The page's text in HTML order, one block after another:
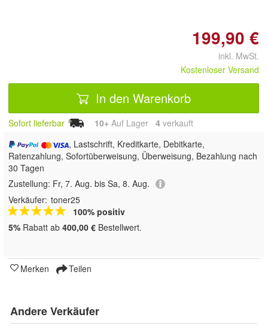
199,90 €
inkl. MwSt.
Kostenloser Versand
In den Warenkorb
Sofort lieferbar 10+ Auf Lager 4 verkauft
, Lastschrift, Kreditkarte, Debitkarte,
Ratenzahlung, Sofortüberweisung, Überweisung, Bezahlung nach
30 Tagen
Zustellung: Fr, 7. Aug. bis Sa, 8. Aug.
Verkäufer: toner25
100% positiv
5% Rabatt ab 400,00 € Bestellwert.
Merken Teilen
Andere Verkäufer